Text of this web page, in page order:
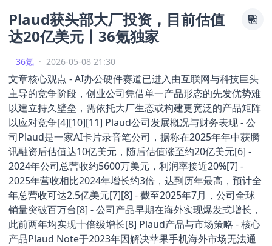
Plaud获头部大厂投资，目前估值
达20亿美元丨36氪独家
36氪 · 2026-05-08 21:30
文章核心观点 - AI办公硬件赛道已进入由互联网与科技巨头
主导的竞争阶段，创业公司凭借单一产品形态的先发优势难
以建立持久壁垒，需依托大厂生态或构建更宽泛的产品矩阵
以应对竞争[4][10][11] Plaud公司发展概况与财务表现 - 公
司Plaud是一家AI卡片录音笔公司，据称在2025年年中获腾
讯融资后估值达10亿美元，随后估值涨至约20亿美元[6] -
2024年公司总营收约5600万美元，利润率接近20%[7] -
2025年营收相比2024年增长约3倍，达到历年最高，预计全
年总营收可达2.5亿美元[7][8] - 截至2025年7月，公司全球
销量突破百万台[8] - 公司产品早期在海外实现爆发式增长，
此前两年均实现十倍级增长[8] Plaud产品与市场策略 - 核心
产品Plaud Note于2023年因解决苹果手机海外市场无法通